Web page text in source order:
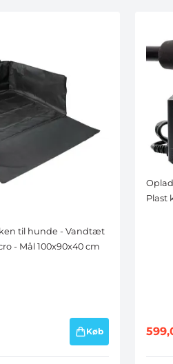
til hunde - Vandtæt
- Mål 100x90x40 cm
Køb
Plast
største konkurrence
–værdi 5.799 kr.
konkurrencen, bliver du samtidig
som du kan afmelde når